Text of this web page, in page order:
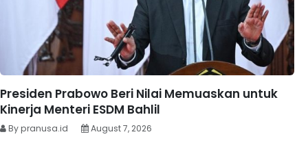
Presiden Prabowo Beri Nilai Memuaskan untuk
Kinerja Menteri ESDM Bahlil
By pranusa.id August 7, 2026